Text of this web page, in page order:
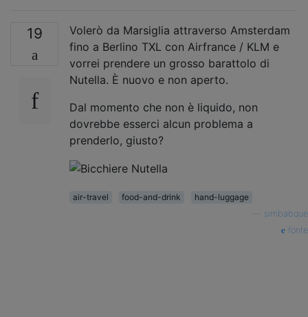
19
Volerò da Marsiglia attraverso Amsterdam
fino a Berlino TXL con Airfrance / KLM e
vorrei prendere un grosso barattolo di
Nutella. È nuovo e non aperto.
Dal momento che non è liquido, non
dovrebbe esserci alcun problema a
prenderlo, giusto?
air-travel food-and-drink
hand-luggage
simbabque
fonte